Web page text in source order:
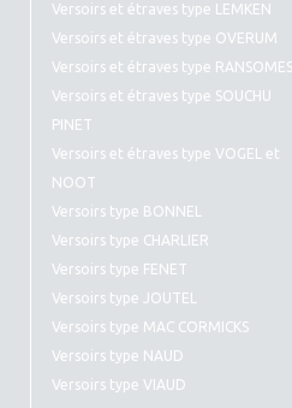
Versoirs et étraves type LEMKEN
Versoirs et étraves type OVERUM
Versoirs et étraves type RANSOMES
Versoirs et étraves type SOUCHU
PINET
Versoirs et étraves type VOGEL et
NOOT
Versoirs type BONNEL
Versoirs type CHARLIER
Versoirs type FENET
Versoirs type JOUTEL
Versoirs type MAC CORMICKS
Versoirs type NAUD
Versoirs type VIAUD